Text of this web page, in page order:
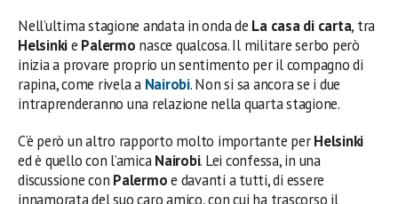
Nell’ultima stagione andata in onda de La casa di carta, tra
Helsinkie Palermo nasce qualcosa. Il militare serbo però
inizia a provare proprio un sentimento per il compagno di
rapina, come rivela a Nairobi. Non si sa ancora se i due
intraprenderanno una relazione nella quarta stagione.
C’è però un altro rapporto molto importante perHelsinki
ed è quello con l’amicaNairobi. Lei confessa, in una
discussione con Palermoe davanti a tutti, di essere
innamorata del suo caro amico, con cui ha trascorso il